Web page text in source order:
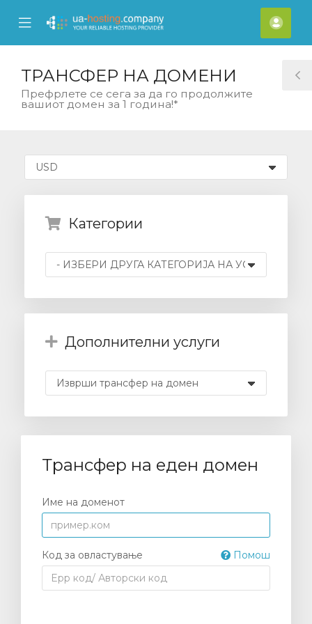
Mobile
Menu
ТРАНСФЕР НА ДОМЕНИ
Префрлете се сега за да го продолжите
вашиот домен за 1 година!*
Категории
Дополнителни услуги
Трансфер на еден домен
Име на доменот
Код за овластување Помош